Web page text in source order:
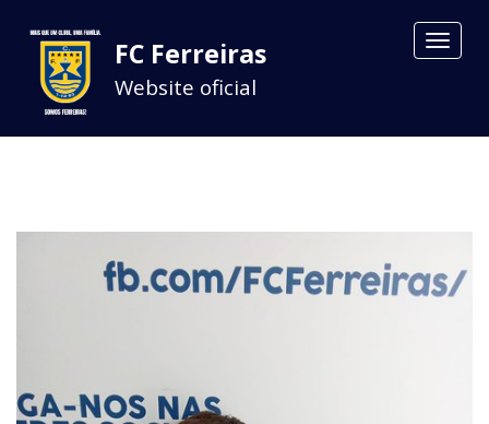
Toggle
FC Ferreiras
Website oficial